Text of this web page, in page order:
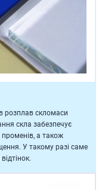
розплав скломаси
скла забезпечує
а також
У такому разі саме